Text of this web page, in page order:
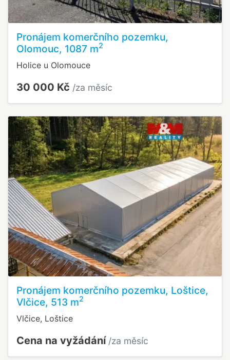
Pronájem komerčního pozemku,
Olomouc, 1087 m2
Holice u Olomouce
30 000 Kč /za měsíc
Pronájem komerčního pozemku, Loštice,
Vlčice, 513 m2
Vlčice, Loštice
Cena na vyžádání /za měsíc